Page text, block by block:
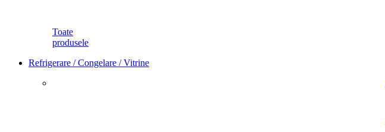
Toate
produsele
Refrigerare / Congelare / Vitrine